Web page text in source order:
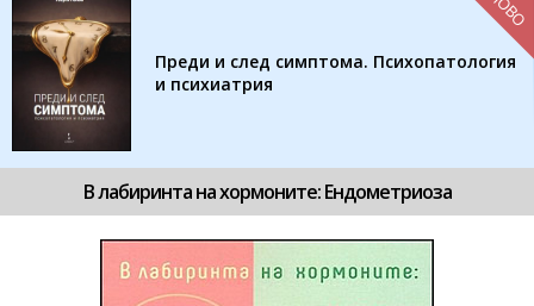
Преди и след симптома. Психопатология
и психиатрия
В лабиринта на хормоните: Ендометриоза